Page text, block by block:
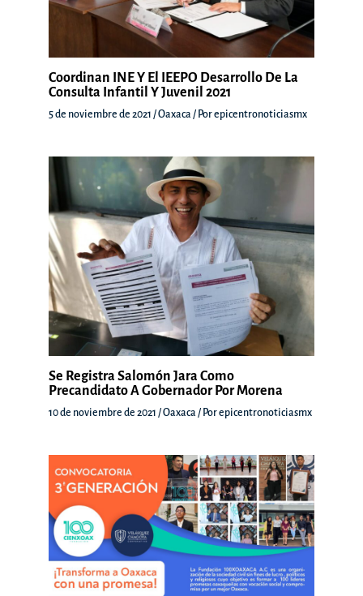
Coordinan INE Y El IEEPO Desarrollo De La
Consulta Infantil Y Juvenil 2021
5 de noviembre de 2021 /Oaxaca / Porepicentronoticiasmx
Se Registra Salomón Jara Como
Precandidato A Gobernador Por Morena
10 de noviembre de 2021 /Oaxaca / Porepicentronoticiasmx